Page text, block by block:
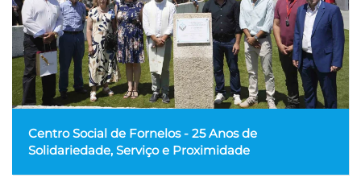
Centro Social de Fornelos - 25 Anos de
Solidariedade, Serviço e Proximidade